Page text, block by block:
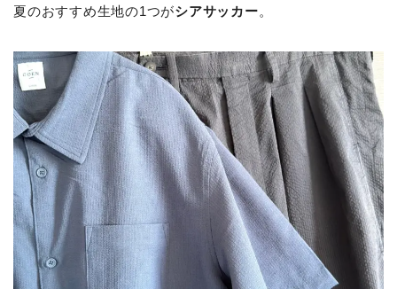
夏のおすすめ生地の1つがシアサッカー。